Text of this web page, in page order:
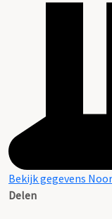
Bekijk gegevens
Delen